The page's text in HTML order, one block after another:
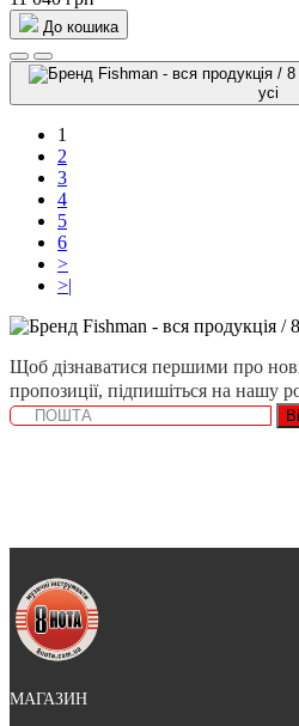
До кошика
усі
1
2
3
4
5
6
>
>|
Щоб дізнаватися першими про
пропозиції, підпишіться на нашу
МАГАЗИН